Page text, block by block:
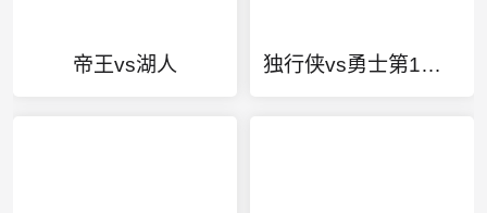
帝王vs湖人 独行侠vs勇士第1节精编